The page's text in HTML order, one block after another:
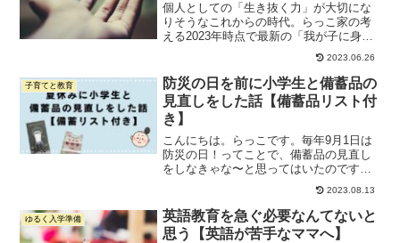
個人としての「生き抜く力」が大切にな
りそうなこれからの時代。らっこ家の考
える2023年時点で最新の「我が子に身に
つけてほしい3つの力」は、考え続ける
力・巻き込み力・交渉力。なぜそう考え
るのかの理由と、前回（2019年）との差
をまとめています。
2023.06.26
子育てと教育
防災の日を前に小学生と備蓄品の
見直しをした話【備蓄品リスト付
き】
こんにちは。らっこです。毎年9月1日は
防災の日！ってことで、備蓄品の見直し
をしなきゃな〜と思ってはいたのです
が、、、らっこ腰が重すぎてずっと現実
逃避していました。。。ただ大型台風が
来そうということもり、小3息子への教育
もかねて備蓄品の見直し...
2023.08.13
ゆるく入学準備
英語教育を急ぐ必要なんてないと
思う【英語が苦手なママへ】